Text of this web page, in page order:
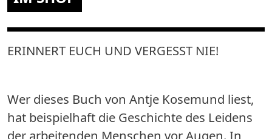
ERINNERT EUCH UND VERGESST NIE!
Wer dieses Buch von Antje Kosemund liest,
hat beispielhaft die Geschichte des Leidens